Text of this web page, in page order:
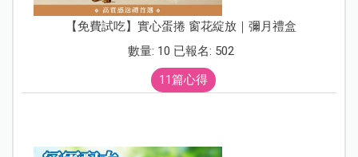
【免費試吃】實心蛋捲 窗花綻放｜彌月禮盒
數量: 10 已報名: 502
11篇心得